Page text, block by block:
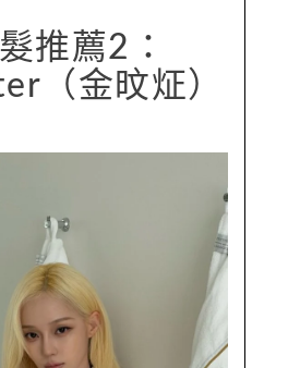
推薦2：
（金旼炡）